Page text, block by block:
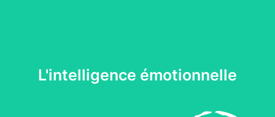
L'intelligence émotionnelle